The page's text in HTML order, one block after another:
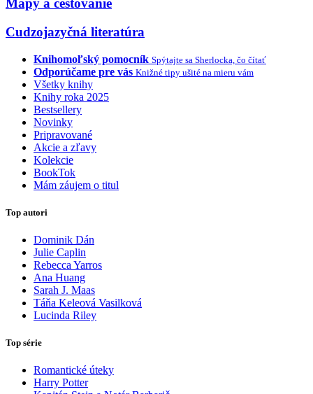
Mapy a cestovanie
Cudzojazyčná literatúra
Knihomoľský pomocník Spýtajte sa Sherlocka, čo čítať
Odporúčame pre vás Knižné tipy ušité na mieru vám
Všetky knihy
Knihy roka 2025
Bestsellery
Novinky
Pripravované
Akcie a zľavy
Kolekcie
BookTok
Mám záujem o titul
Top autori
Dominik Dán
Julie Caplin
Rebecca Yarros
Ana Huang
Sarah J. Maas
Táňa Keleová Vasilková
Lucinda Riley
Top série
Romantické úteky
Harry Potter